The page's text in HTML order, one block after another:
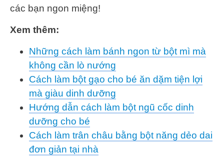
các bạn ngon miệng!
Xem thêm:
Những cách làm bánh ngon từ bột mì mà
không cần lò nướng
Cách làm bột gạo cho bé ăn dặm tiện lợi
mà giàu dinh dưỡng
Hướng dẫn cách làm bột ngũ cốc dinh
dưỡng cho bé
Cách làm trân châu bằng bột năng dẻo dai
đơn giản tại nhà